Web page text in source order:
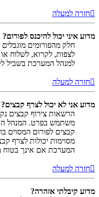
חזרה למעלה
מדוע איני יכול להיכנס לפורום?
חלק מהפורומים
לצפות, לקרוא, לשלוח
למנהל המערכת בשביל
חזרה למעלה
מדוע אני לא יכול לצרף קבצים?
הרשאות צירוף קבצים
משתמש בפרט. המנהל
קבצים לפורום המסוים
מסוימות יכולות לצרף
המערכת אם אינך בטוח
חזרה למעלה
מדוע קיבלתי אזהרה?